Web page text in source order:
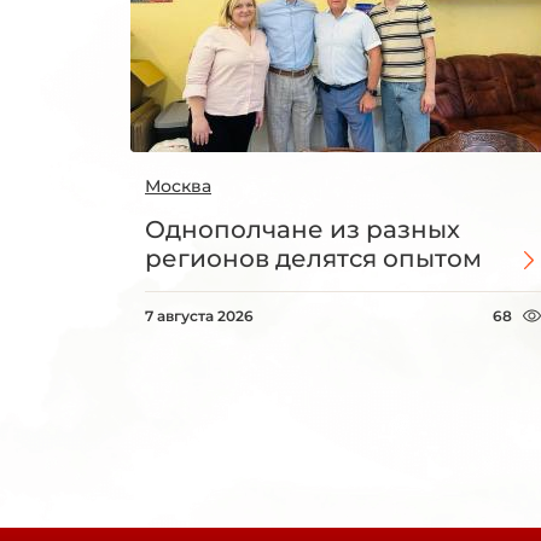
Москва
Однополчане из разных
регионов делятся опытом
7 августа 2026 68